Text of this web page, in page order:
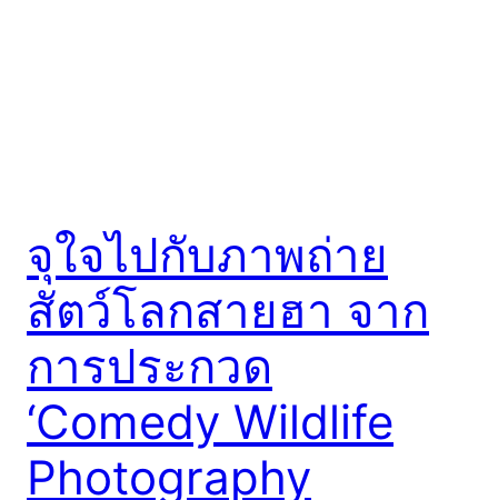
จุใจไปกับภาพถ่าย
สัตว์โลกสายฮา จาก
การประกวด
‘Comedy Wildlife
Photography